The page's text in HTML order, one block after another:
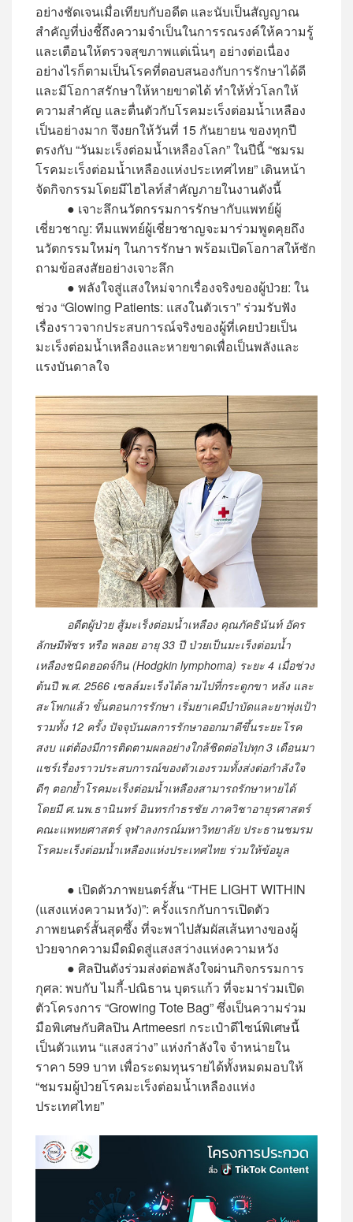
อย่างชัดเจนเมื่อเทียบกับอดีต และนับเป็นสัญญาณ
สำคัญที่บ่งชี้ถึงความจำเป็นในการรณรงค์ให้ความรู้
และเตือนให้ตรวจสุขภาพแต่เนิ่นๆ อย่างต่อเนื่อง
อย่างไรก็ตามเป็นโรคที่ตอบสนองกับการรักษาได้ดี
และมีโอกาสรักษาให้หายขาดได้ ทำให้ทั่วโลกให้
ความสำคัญ และตื่นตัวกับโรคมะเร็งต่อมน้ำเหลือง
เป็นอย่างมาก จึงยกให้วันที่ 15 กันยายน ของทุกปี
ตรงกับ “วันมะเร็งต่อมน้ำเหลืองโลก” ในปีนี้ “ชมรม
โรคมะเร็งต่อมน้ำเหลืองแห่งประเทศไทย” เดินหน้า
จัดกิจกรรมโดยมีไฮไลท์สำคัญภายในงานดังนี้
● เจาะลึกนวัตกรรมการรักษากับแพทย์ผู้
เชี่ยวชาญ: ทีมแพทย์ผู้เชี่ยวชาญจะมาร่วมพูดคุยถึง
นวัตกรรมใหม่ๆ ในการรักษา พร้อมเปิดโอกาสให้ซัก
ถามข้อสงสัยอย่างเจาะลึก
● พลังใจสู่แสงใหม่จากเรื่องจริงของผู้ป่วย: ใน
ช่วง “Glowing Patients: แสงในตัวเรา” ร่วมรับฟัง
เรื่องราวจากประสบการณ์จริงของผู้ที่เคยป่วยเป็น
มะเร็งต่อมน้ำเหลืองและหายขาดเพื่อเป็นพลังและ
แรงบันดาลใจ
อดีตผู้ป่วย สู้มะเร็งต่อมน้ำเหลือง คุณภัคธินันท์ อัคร
ลักษมีพัชร หรือ พลอย อายุ 33 ปี ป่วยเป็นมะเร็งต่อมน้ำ
เหลืองชนิดฮอดจ์กิน (Hodgkin lymphoma) ระยะ 4 เมื่อช่วง
ต้นปี พ.ศ. 2566 เซลล์มะเร็งได้ลามไปที่กระดูกขา หลัง และ
สะโพกแล้ว ขั้นตอนการรักษา เริ่มยาเคมีบำบัดและยาพุ่งเป้า
รวมทั้ง 12 ครั้ง ปัจจุบันผลการรักษาออกมาดีขึ้นระยะโรค
สงบ แต่ต้องมีการติดตามผลอย่างใกล้ชิดต่อไปทุก 3 เดือนมา
แชร์เรื่องราวประสบการณ์ของตัวเองรวมทั้งส่งต่อกำลังใจ
ดีๆ ตอกย้ำโรคมะเร็งต่อมน้ำเหลืองสามารถรักษาหายได้
โดยมี ศ.นพ.ธานินทร์ อินทรกำธรชัย ภาควิชาอายุรศาสตร์
คณะแพทยศาสตร์ จุฬาลงกรณ์มหาวิทยาลัย ประธานชมรม
โรคมะเร็งต่อมน้ำเหลืองแห่งประเทศไทย ร่วมให้ข้อมูล
● เปิดตัวภาพยนตร์สั้น “THE LIGHT WITHIN
(แสงแห่งความหวัง)”: ครั้งแรกกับการเปิดตัว
ภาพยนตร์สั้นสุดซึ้ง ที่จะพาไปสัมผัสเส้นทางของผู้
ป่วยจากความมืดมิดสู่แสงสว่างแห่งความหวัง
● ศิลปินดังร่วมส่งต่อพลังใจผ่านกิจกรรมการ
กุศล: พบกับ ไมกี้-ปณิธาน บุตรแก้ว ที่จะมาร่วมเปิด
ตัวโครงการ “Growing Tote Bag” ซึ่งเป็นความร่วม
มือพิเศษกับศิลปิน Artmeesri กระเป๋าดีไซน์พิเศษนี้
เป็นตัวแทน “แสงสว่าง” แห่งกำลังใจ จำหน่ายใน
ราคา 599 บาท เพื่อระดมทุนรายได้ทั้งหมดมอบให้
“ชมรมผู้ป่วยโรคมะเร็งต่อมน้ำเหลืองแห่ง
ประเทศไทย”